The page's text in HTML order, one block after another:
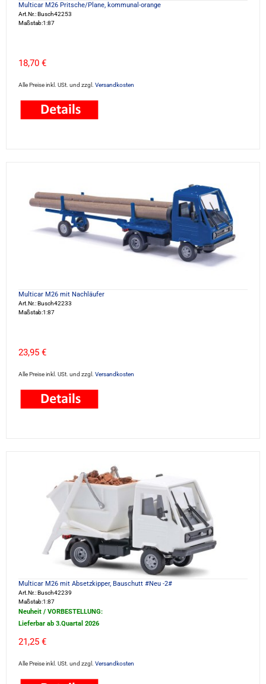
Multicar M26 Pritsche/Plane, kommunal-orange
Art.Nr.: Busch42253
Maßstab:1:87
18,70 €
Alle Preise inkl. USt. und zzgl. Versandkosten
Multicar M26 mit Nachläufer
Art.Nr.: Busch42233
Maßstab:1:87
23,95 €
Alle Preise inkl. USt. und zzgl. Versandkosten
Multicar M26 mit Absetzkipper, Bauschutt #Neu -2#
Art.Nr.: Busch42239
Maßstab:1:87
Neuheit / VORBESTELLUNG:
Lieferbar ab 3.Quartal 2026
21,25 €
Alle Preise inkl. USt. und zzgl. Versandkosten